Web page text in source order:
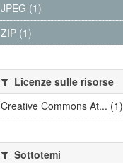
JPEG (1)
ZIP (1)
Licenze sulle risorse
Creative Commons At... (1)
Sottotemi